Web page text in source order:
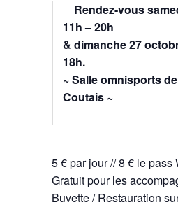
Rendez-vous
11h – 20h
& dimanche 27
18h.
~ Salle omnisports
Coutais ~
5 € par jour // 8 € le pass
Gratuit pour les
Buvette / Restauration